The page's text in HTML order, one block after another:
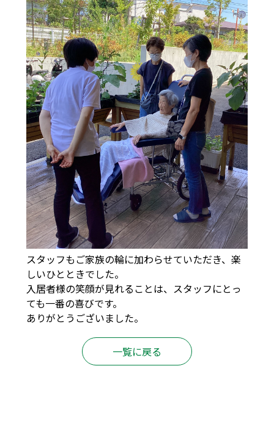
スタッフもご家族の輪に加わらせていただき、楽
しいひとときでした。
入居者様の笑顔が見れることは、スタッフにとっ
ても一番の喜びです。
ありがとうございました。
一覧に戻る